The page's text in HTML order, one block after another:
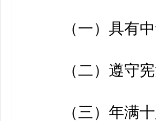
（一）具有中
（二）遵守宪
（三）年满十